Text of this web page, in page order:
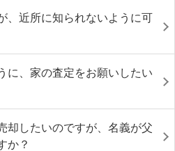
、近所に知られないように可
に、家の査定をお願いしたい
却したいのですが、名義が父
か？